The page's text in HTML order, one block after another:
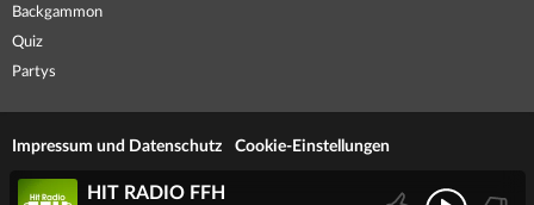
Backgammon
Quiz
Partys
Impressum und Datenschutz Cookie-Einstellungen
HIT RADIO FFH